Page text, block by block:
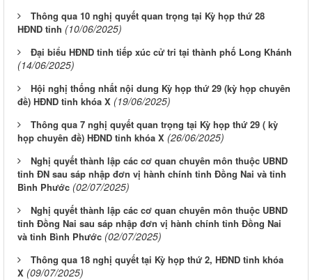
Thông qua 10 nghị quyết quan trọng tại Kỳ họp thứ 28
HĐND tỉnh (10/06/2025)
Đại biểu HĐND tỉnh tiếp xúc cử tri tại thành phố Long Khánh
(14/06/2025)
Hội nghị thống nhất nội dung Kỳ họp thứ 29 (kỳ họp chuyên
đề) HĐND tỉnh khóa X (19/06/2025)
Thông qua 7 nghị quyết quan trọng tại Kỳ họp thứ 29 ( kỳ
họp chuyên đề) HĐND tỉnh khóa X (26/06/2025)
Nghị quyết thành lập các cơ quan chuyên môn thuộc UBND
tỉnh ĐN sau sáp nhập đơn vị hành chính tỉnh Đồng Nai và tỉnh
Bình Phước (02/07/2025)
Nghị quyết thành lập các cơ quan chuyên môn thuộc UBND
tỉnh Đồng Nai sau sáp nhập đơn vị hành chính tỉnh Đồng Nai
và tỉnh Bình Phước (02/07/2025)
Thông qua 18 nghị quyết tại Kỳ họp thứ 2, HĐND tỉnh khóa
X (09/07/2025)